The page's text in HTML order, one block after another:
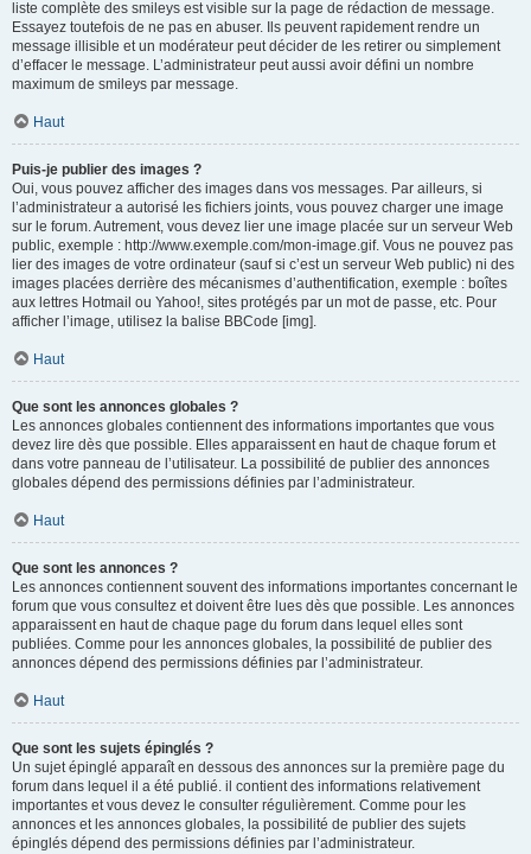
liste complète des smileys est visible sur la page de rédaction de message.
Essayez toutefois de ne pas en abuser. Ils peuvent rapidement rendre un
message illisible et un modérateur peut décider de les retirer ou simplement
d’effacer le message. L’administrateur peut aussi avoir défini un nombre
maximum de smileys par message.
Haut
Puis-je publier des images ?
Oui, vous pouvez afficher des images dans vos messages. Par ailleurs, si
l’administrateur a autorisé les fichiers joints, vous pouvez charger une image
sur le forum. Autrement, vous devez lier une image placée sur un serveur Web
public, exemple : http://www.exemple.com/mon-image.gif. Vous ne pouvez pas
lier des images de votre ordinateur (sauf si c’est un serveur Web public) ni des
images placées derrière des mécanismes d’authentification, exemple : boîtes
aux lettres Hotmail ou Yahoo!, sites protégés par un mot de passe, etc. Pour
afficher l’image, utilisez la balise BBCode [img].
Haut
Que sont les annonces globales ?
Les annonces globales contiennent des informations importantes que vous
devez lire dès que possible. Elles apparaissent en haut de chaque forum et
dans votre panneau de l’utilisateur. La possibilité de publier des annonces
globales dépend des permissions définies par l’administrateur.
Haut
Que sont les annonces ?
Les annonces contiennent souvent des informations importantes concernant le
forum que vous consultez et doivent être lues dès que possible. Les annonces
apparaissent en haut de chaque page du forum dans lequel elles sont
publiées. Comme pour les annonces globales, la possibilité de publier des
annonces dépend des permissions définies par l’administrateur.
Haut
Que sont les sujets épinglés ?
Un sujet épinglé apparaît en dessous des annonces sur la première page du
forum dans lequel il a été publié. il contient des informations relativement
importantes et vous devez le consulter régulièrement. Comme pour les
annonces et les annonces globales, la possibilité de publier des sujets
épinglés dépend des permissions définies par l’administrateur.